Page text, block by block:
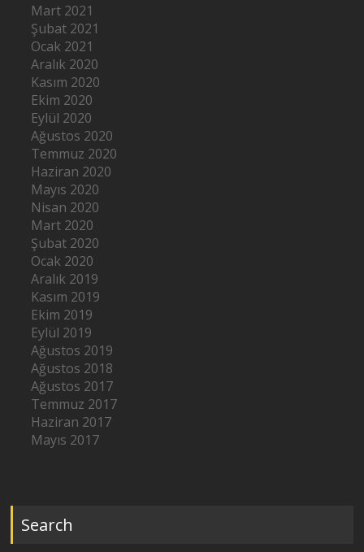
Mart 2021
Şubat 2021
Ocak 2021
Aralık 2020
Kasım 2020
Ekim 2020
Eylül 2020
Ağustos 2020
Temmuz 2020
Haziran 2020
Mayıs 2020
Nisan 2020
Mart 2020
Şubat 2020
Ocak 2020
Aralık 2019
Kasım 2019
Ekim 2019
Eylül 2019
Ağustos 2019
Ağustos 2018
Ağustos 2017
Temmuz 2017
Haziran 2017
Mayıs 2017
Search